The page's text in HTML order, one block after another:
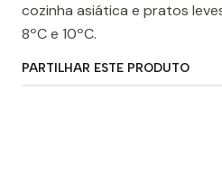
cozinha asiática e pratos
8ºC e 10ºC.
PARTILHAR ESTE PRODUTO